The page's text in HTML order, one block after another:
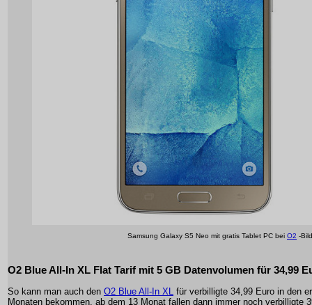
Samsung Galaxy S5 Neo mit gratis Tablet PC bei O2 -
O2 Blue All-In XL Flat Tarif mit 5 GB Datenvolumen für 34,99
So kann man auch den O2 Blue All-In XL für verbilligte 34,99 Euro in den
Monaten bekommen, ab dem 13 Monat fallen dann immer noch verbilligte